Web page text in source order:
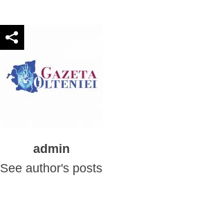
admin
See author's posts